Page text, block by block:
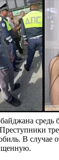
средь
В случае